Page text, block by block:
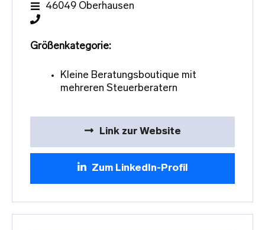
46049 Oberhausen
Größenkategorie:
Kleine Beratungsboutique mit
mehreren Steuerberatern
Link zur Website
Zum LinkedIn-Profil